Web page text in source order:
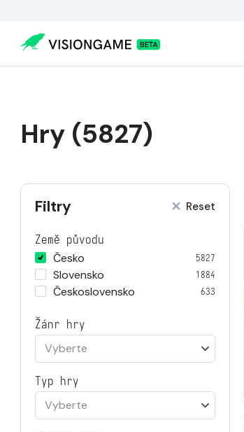
Hry (5827)
Filtry Reset
Země původu
Česko
5827
Slovensko 1884
Československo 633
Žánr hry
Vyberte
Typ hry
Vyberte